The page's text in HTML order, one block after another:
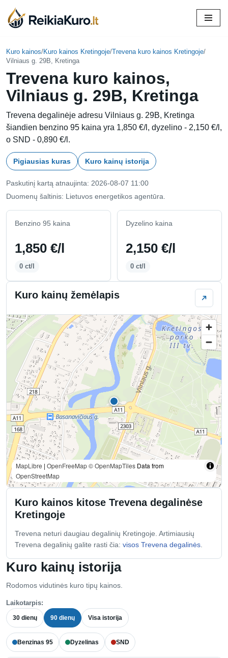
Skip
content
Kuro kainos/Kuro kainos Kretingoje/Trevena kuro kainos Kretingoje/
Vilniaus g. 29B, Kretinga
Trevena kuro kainos,
Vilniaus g. 29B, Kretinga
Trevena degalinėje adresu Vilniaus g. 29B, Kretinga
šiandien benzino 95 kaina yra 1,850 €/l, dyzelino - 2,150 €/l,
o SND - 0,890 €/l.
Pigiausias kuras Kuro kainų istorija
Paskutinį kartą atnaujinta: 2026-08-07 11:00
Duomenų šaltinis: Lietuvos energetikos agentūra.
Benzino 95 kaina
1,850 €/l
0 ct/l
Dyzelino kaina
2,150 €/l
0 ct/l
Kuro kainų istorija
Rodomos vidutinės kuro tipų kainos.
Laikotarpis:
30 dienų 90 dienų Visa istorija
Benzinas 95 Dyzelinas SND
Kuro kainų žemėlapis
MapLibre | OpenFreeMap© OpenMapTiles Data from
OpenStreetMap
Kuro kainos kitose Trevena degalinėse
Kretingoje
Trevena neturi daugiau degalinių Kretingoje. Artimiausių
Trevena degalinių galite rasti čia: visos Trevena degalinės